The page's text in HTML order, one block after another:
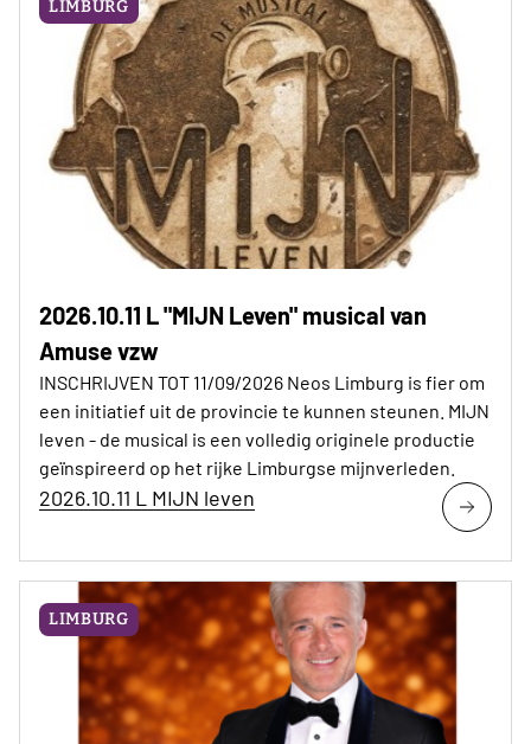
LIMBURG
2026.10.11 L "MIJN Leven" musical van
Amuse vzw
INSCHRIJVEN TOT 11/09/2026 Neos Limburg is fier om
een initiatief uit de provincie te kunnen steunen. MIJN
leven - de musical is een volledig originele productie
geïnspireerd op het rijke Limburgse mijnverleden.
2026.10.11 L MIJN leven
LIMBURG